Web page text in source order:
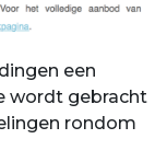
een
wordt gebracht
rondom